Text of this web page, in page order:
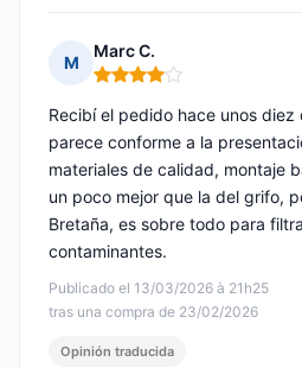
M
Marc C.
Nota: 4 de 5
Publicado el 13/03/2026 à 21h25
tras una compra de 23/02/2026
Recibí el pedido hace unos
parece conforme a la
materiales de calidad, montaje
un poco mejor que la del grifo,
Bretaña, es sobre todo para
contaminantes.
Opinión traducida